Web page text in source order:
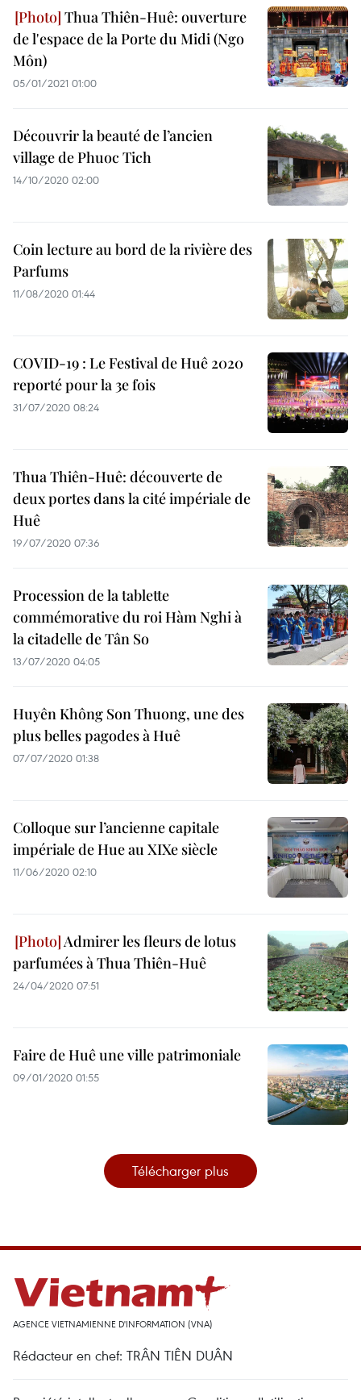
Thua Thiên-Huê: ouverture
de l'espace de la Porte du Midi (Ngo
Môn)
05/01/2021 01:00
Découvrir la beauté de l’ancien
village de Phuoc Tich
14/10/2020 02:00
Coin lecture au bord de la rivière des
Parfums
11/08/2020 01:44
COVID-19 : Le Festival de Huê 2020
reporté pour la 3e fois
31/07/2020 08:24
Thua Thiên-Huê: découverte de
deux portes dans la cité impériale de
Huê
19/07/2020 07:36
Procession de la tablette
commémorative du roi Hàm Nghi à
la citadelle de Tân So
13/07/2020 04:05
Huyên Không Son Thuong, une des
plus belles pagodes à Huê
07/07/2020 01:38
Colloque sur l’ancienne capitale
impériale de Hue au XIXe siècle
11/06/2020 02:10
Admirer les fleurs de lotus
parfumées à Thua Thiên-Huê
24/04/2020 07:51
Faire de Huê une ville patrimoniale
09/01/2020 01:55
Télécharger plus
AGENCE VIETNAMIENNE D'INFORMATION (VNA)
Rédacteur en chef: TRÂN TIÊN DUÂN